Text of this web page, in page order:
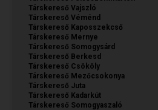
Társkereső Vajszló
Társkereső Véménd
Társkereső Kaposszekcső
Társkereső Mernye
Társkereső Somogysárd
Társkereső Berkesd
Társkereső Csököly
Társkereső Mezőcsokonya
Társkereső Juta
Társkereső Kadarkút
Társkereső Somogyaszaló